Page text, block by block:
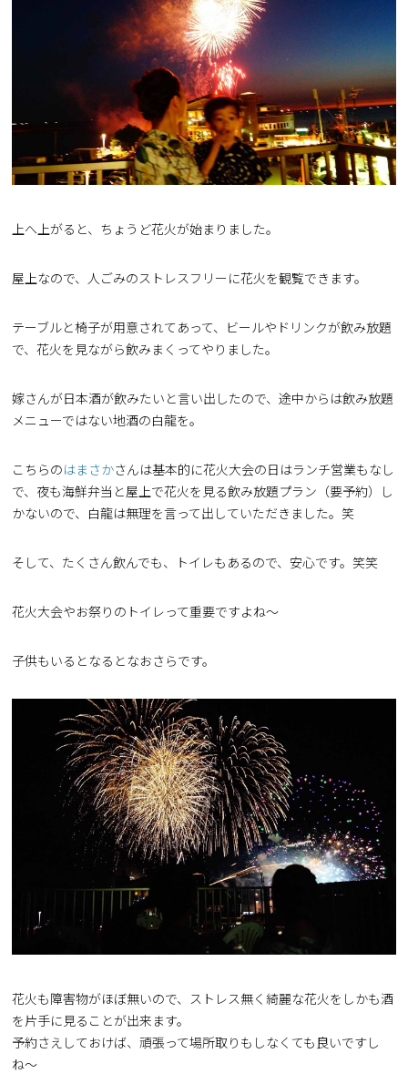
上へ上がると、ちょうど花火が始まりました。
屋上なので、人ごみのストレスフリーに花火を観覧できます。
テーブルと椅子が用意されてあって、ビールやドリンクが飲み放題
で、花火を見ながら飲みまくってやりました。
嫁さんが日本酒が飲みたいと言い出したので、途中からは飲み放題
メニューではない地酒の白龍を。
こちらのはまさかさんは基本的に花火大会の日はランチ営業もなし
で、夜も海鮮弁当と屋上で花火を見る飲み放題プラン（要予約）し
かないので、白龍は無理を言って出していただきました。笑
そして、たくさん飲んでも、トイレもあるので、安心です。笑笑
花火大会やお祭りのトイレって重要ですよね〜
子供もいるとなるとなおさらです。
花火も障害物がほぼ無いので、ストレス無く綺麗な花火をしかも酒
を片手に見ることが出来ます。
予約さえしておけば、頑張って場所取りもしなくても良いですし
ね〜